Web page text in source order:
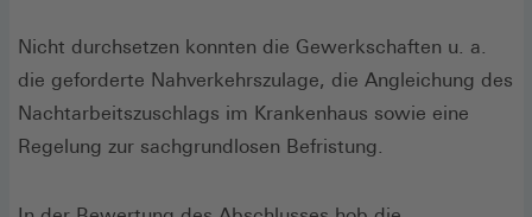
Nicht durchsetzen konnten die Gewerkschaften u. a.
die geforderte Nahverkehrszulage, die Angleichung des
Nachtarbeitszuschlags im Krankenhaus sowie eine
Regelung zur sachgrundlosen Befristung.